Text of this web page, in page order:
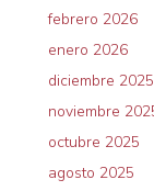
febrero 2026
enero 2026
diciembre 2025
noviembre
octubre 2025
agosto 2025